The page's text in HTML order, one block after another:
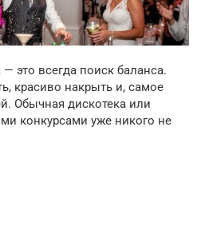
это всегда поиск баланса.
красиво накрыть и, самое
Обычная дискотека или
конкурсами уже никого не